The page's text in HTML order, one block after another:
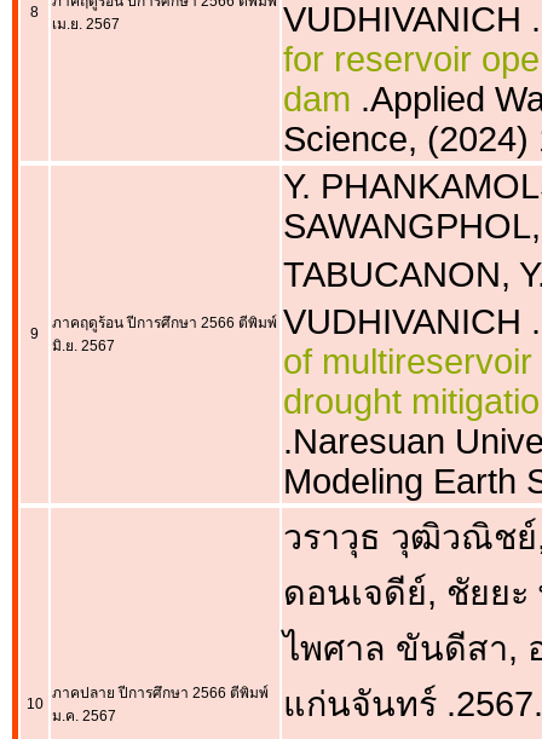
8
เม.ย. 2567
VUDHIVANICH
for reservoir
dam .Applied
Science, (2024)
9
ภาคฤดูร้อน ปีการศึกษา 2566 ตีพิมพ์
มิ.ย. 2567
Y.
TABUCANON,
VUDHIVANICH
of
drought
.Naresuan
Modeling Earth
10
ภาคปลาย ปีการศึกษา 2566 ตีพิมพ์
ม.ค. 2567
วราวุธ วุฒิวณิช
ดอนเจดีย์, ชัยย
ไพศาล ขันดีสา,
แก่นจันทร์ .2567.